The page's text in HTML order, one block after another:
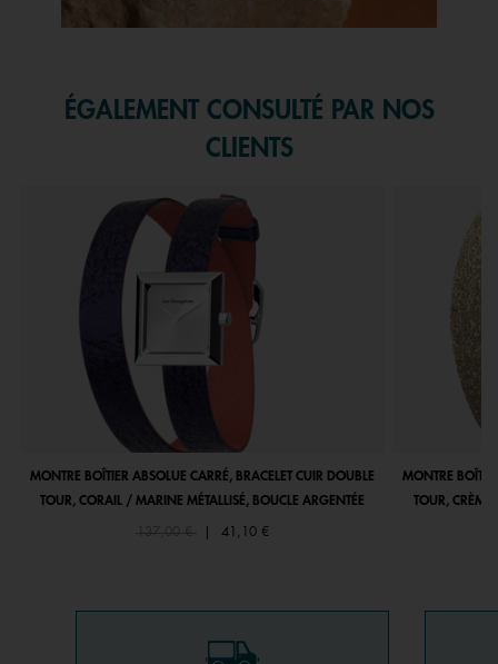
ÉGALEMENT CONSULTÉ PAR NOS
CLIENTS
MONTRE BOÎTIER ABSOLUE CARRÉ, BRACELET CUIR DOUBLE
TOUR, CORAIL / MARINE MÉTALLISÉ, BOUCLE ARGENTÉE
Price reduced from
137,00 €to 41,10 €
MONTRE
TOUR, CRÈME